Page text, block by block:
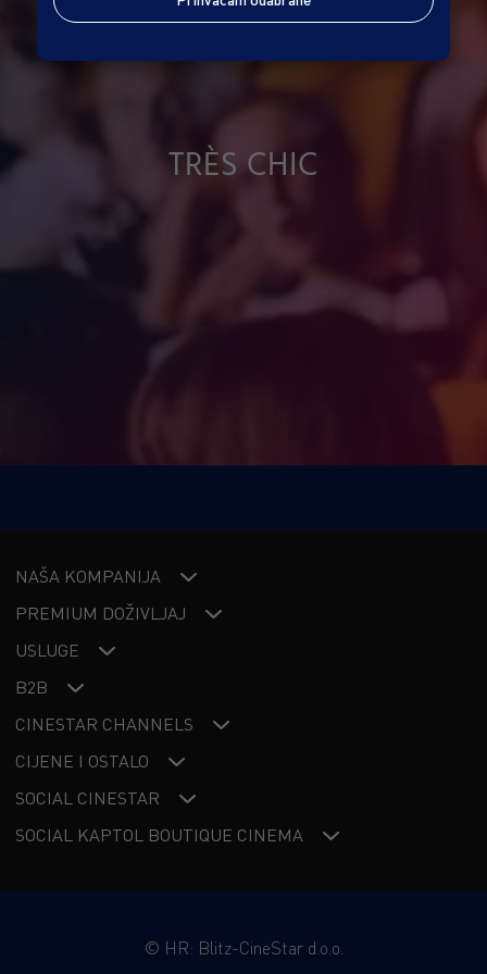
TRÈS CHIC
NAŠA KOMPANIJA
PREMIUM DOŽIVLJAJ
USLUGE
B2B
CINESTAR CHANNELS
CIJENE I OSTALO
SOCIAL CINESTAR
SOCIAL KAPTOL BOUTIQUE CINEMA
© HR: Blitz-CineStar d.o.o.